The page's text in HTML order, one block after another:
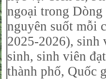
ngoại trong
nguyên suốt mỗi
2025-2026), sinh
sinh, sinh viên
thành phố, Quốc